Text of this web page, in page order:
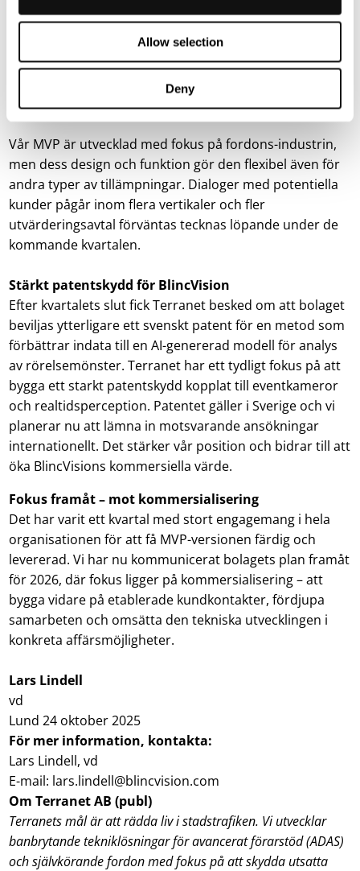
Allow selection
Deny
fordonsindustrin. Det är ett viktigt steg mot att visa hur
vår teknologi kan göra skillnad i utvecklingen av
framtidens trafiksäkra fordon. BlincVision har från
början utvecklats med ett tydligt mål: att rädda liv i
trafiken.
Vår MVP är utvecklad med fokus på fordons-industrin,
men dess design och funktion gör den flexibel även för
andra typer av tillämpningar. Dialoger med potentiella
kunder pågår inom flera vertikaler och fler
utvärderingsavtal förväntas tecknas löpande under de
kommande kvartalen.
Stärkt patentskydd för BlincVision
Efter kvartalets slut fick Terranet besked om att bolaget
beviljas ytterligare ett svenskt patent för en metod som
förbättrar indata till en AI-genererad modell för analys
av rörelsemönster. Terranet har ett tydligt fokus på att
bygga ett starkt patentskydd kopplat till eventkameror
och realtidsperception. Patentet gäller i Sverige och vi
planerar nu att lämna in motsvarande ansökningar
internationellt. Det stärker vår position och bidrar till att
öka BlincVisions kommersiella värde.
Fokus framåt – mot kommersialisering
Det har varit ett kvartal med stort engagemang i hela
organisationen för att få MVP-versionen färdig och
levererad. Vi har nu kommunicerat bolagets plan framåt
för 2026, där fokus ligger på kommersialisering – att
bygga vidare på etablerade kundkontakter, fördjupa
samarbeten och omsätta den tekniska utvecklingen i
konkreta affärsmöjligheter.
Lars Lindell
vd
Lund 24 oktober 2025
För mer information, kontakta:
Lars Lindell, vd
E-mail: lars.lindell@blincvision.com
Om Terranet AB (publ)
Terranets mål är att rädda liv i stadstrafiken. Vi utvecklar
banbrytande tekniklösningar för avancerat förarstöd (ADAS)
och självkörande fordon med fokus på att skydda utsatta